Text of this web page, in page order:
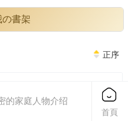
家庭又叫什么
表现了
書架
正序
免费
的家庭人物介绍
首頁